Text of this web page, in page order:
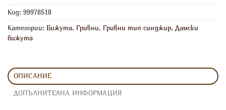
Код: 99978518
Категории: Бижута, Гривни, Гривни тип синджир, Дамски
бижута
ОПИСАНИЕ
ДОПЪЛНИТЕЛНА ИНФОРМАЦИЯ